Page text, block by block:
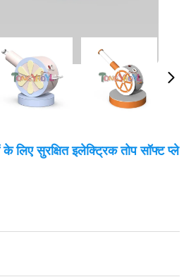
लिए सुरक्षित इलेक्ट्रिक तोप सॉफ्ट प्ले